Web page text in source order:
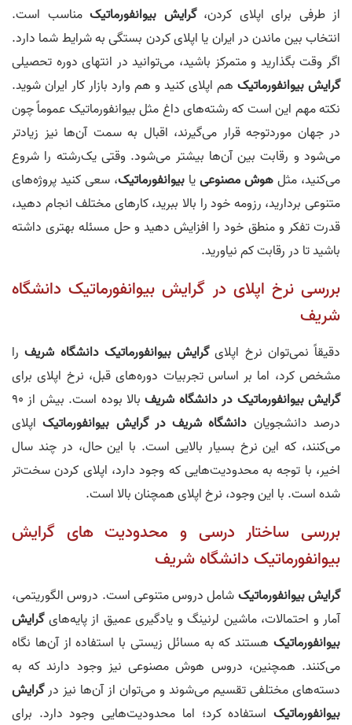
از طرفی برای اپلای کردن،گرایش بیوانفورماتیک مناسب است.
انتخاب بین ماندن در ایران یا اپلای کردن بستگی به شرایط شما دارد.
اگر وقت بگذارید و متمرکز باشید، می‌توانید در انتهای دوره تحصیلی
گرایشبیوانفورماتیک هم اپلای کنید و هم وارد بازار کار ایران شوید.
نکته مهم این است که رشته‌های داغ مثل بیوانفورماتیک عموماً چون
در جهان موردتوجه قرار می‌گیرند، اقبال به سمت آن‌ها نیز زیادتر
می‌شود و رقابت بین آن‌ها بیشتر می‌شود. وقتی یک‌رشته را شروع
می‌کنید، مثلهوش مصنوعییا بیوانفورماتیک، سعی کنید پروژه‌های
متنوعی بردارید، رزومه خود را بالا ببرید، کارهای مختلف انجام دهید،
قدرت تفکر و منطق خود را افزایش دهید و حل مسئله بهتری داشته
باشید تا در رقابت کم نیاورید.
بررسی نرخ اپلای در گرایش بیوانفورماتیک دانشگاه
شریف
دقیقاً نمی‌توان نرخ اپلایگرایش بیوانفورماتیک دانشگاه شریفرا
مشخص کرد، اما بر اساس تجربیات دوره‌های قبل، نرخ اپلای برای
گرایش بیوانفورماتیک در دانشگاه شریف بالا
بوده است. بیش از 90
درصد دانشجویان دانشگاه شریفدر گرایش بیوانفورماتیک اپلای
می‌کنند، که این نرخ بسیار بالایی است. با این حال، در چند سال
اخیر، با توجه به محدودیت‌هایی که وجود دارد، اپلای کردن سخت‌تر
شده است. با این وجود، نرخ اپلای همچنان بالا است.
بررسی ساختار درسی و محدودیت‌ های گرایش
بیوانفورماتیک دانشگاه شریف
گرایش بیوانفورماتیکشامل دروس متنوعی است. دروس الگوریتمی،
آمار و احتمالات، ماشین لرنینگ و یادگیری عمیق از پایه‌هایگرایش
بیوانفورماتیک هستند که به مسائل زیستی با استفاده از آن‌ها نگاه
می‌کنند. همچنین، دروس هوش مصنوعی نیز وجود دارند که به
دسته‌های مختلفی تقسیم می‌شوند و می‌توان از آن‌ها نیز درگرایش
بیوانفورماتیک استفاده کرد؛ اما محدودیت‌هایی وجود دارد. برای